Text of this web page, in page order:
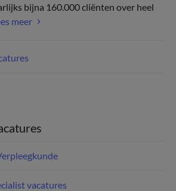
bijna 160.000 cliënten over heel
meer
vacatures